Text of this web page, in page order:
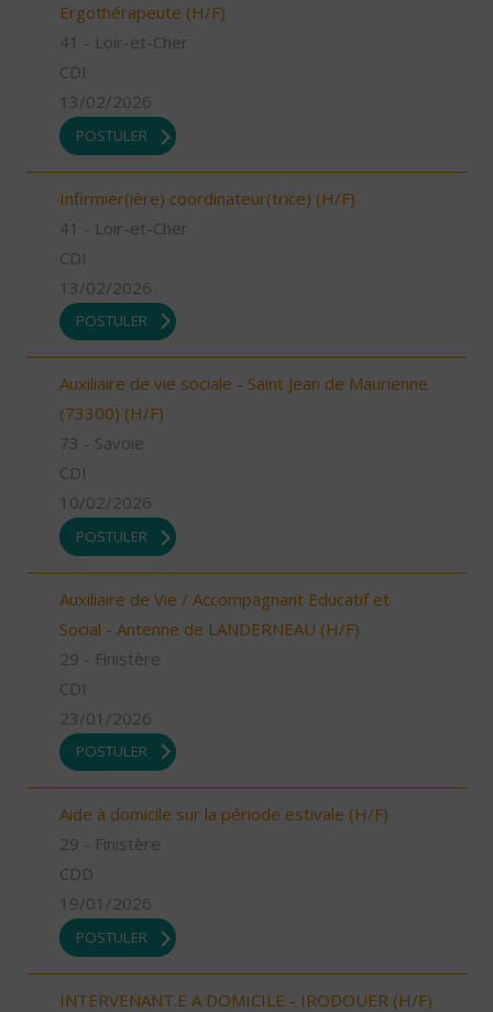
Ergothérapeute (H/F)
41 - Loir-et-Cher
CDI
13/02/2026
POSTULER
Infirmier(ière) coordinateur(trice) (H/F)
41 - Loir-et-Cher
CDI
13/02/2026
POSTULER
Auxiliaire de vie sociale - Saint Jean de Maurienne
(73300) (H/F)
73 - Savoie
CDI
10/02/2026
POSTULER
Auxiliaire de Vie / Accompagnant Educatif et
Social - Antenne de LANDERNEAU (H/F)
29 - Finistère
CDI
23/01/2026
POSTULER
Aide à domicile sur la période estivale (H/F)
29 - Finistère
CDD
19/01/2026
POSTULER
INTERVENANT.E A DOMICILE - IRODOUER (H/F)